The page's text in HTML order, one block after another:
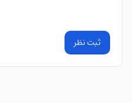
ثبت نظر